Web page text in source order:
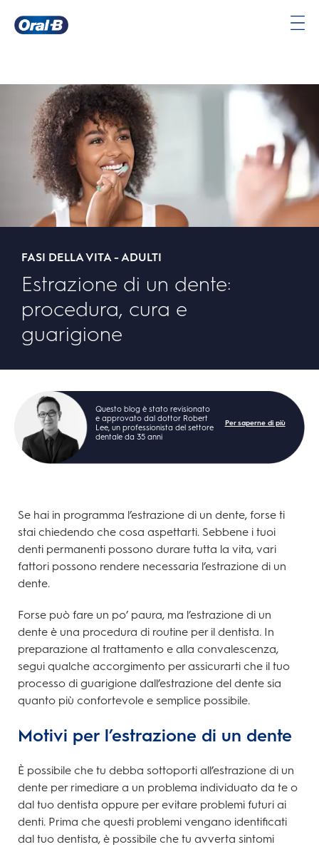
FASI DELLA VITA - ADULTI
Estrazione di un dente:
procedura, cura e
guarigione
Questo blog è stato revisionato
e approvato dal dottor Robert
Lee, un professionista del settore
dentale da 35 anni
Per saperne di più
Se hai in programma l’estrazione di un dente, forse ti
stai chiedendo che cosa aspettarti. Sebbene i tuoi
denti permanenti possono durare tutta la vita, vari
fattori possono rendere necessaria l’estrazione di un
dente.
Forse può fare un po’ paura, ma l’estrazione di un
dente è una procedura di routine per il dentista. In
preparazione al trattamento e alla convalescenza,
segui qualche accorgimento per assicurarti che il tuo
processo di guarigione dall’estrazione del dente sia
quanto più confortevole e semplice possibile.
Motivi per l’estrazione di un dente
È possibile che tu debba sottoporti all’estrazione di un
dente per rimediare a un problema individuato da te o
dal tuo dentista oppure per evitare problemi futuri ai
denti. Prima che questi problemi vengano identificati
dal tuo dentista, è possibile che tu avverta sintomi